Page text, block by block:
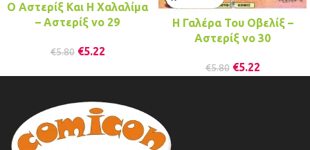
Ο Αστερίξ Και Η Χαλαλίμα
– Αστερίξ νo 29
€5.80 €5.22
Η Γαλέρα Του Οβελίξ –
Αστερίξ νo 30
€5.80 €5.22